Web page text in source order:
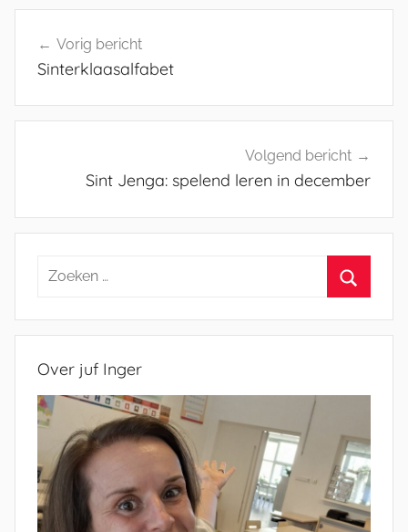
navigatie
Vorig bericht
Sinterklaasalfabet
Volgend bericht
Sint Jenga: spelend leren in december
Zoeken
Over juf Inger